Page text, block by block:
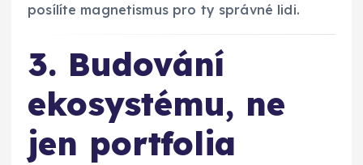
posílíte magnetismus pro ty správné lidi.
3. Budování
ekosystému, ne
jen portfolia